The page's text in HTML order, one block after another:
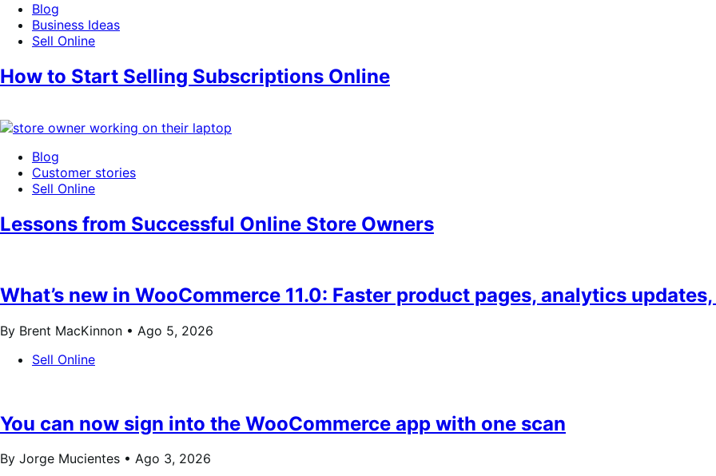
Blog
Business Ideas
Sell Online
How to Start Selling Subscriptions Online
Blog
Customer stories
Sell Online
Lessons from Successful Online Store Owners
What’s new in WooCommerce 11.0: Faster product pages, analytics
By Brent MacKinnon • Ago 5, 2026
Sell Online
You can now sign into the WooCommerce app with one scan
By Jorge Mucientes • Ago 3, 2026